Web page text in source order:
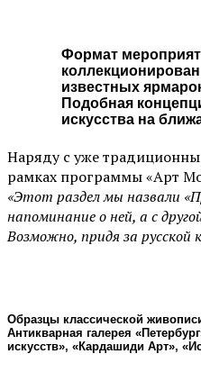
Формат
известных
Подобная
искусства на
Наряду с уже
рамках программы «Арт
«Этот раздел мы назвали
напоминание о ней, а с
Возможно, придя за русской
Образцы классической
Антикварная галерея
искусств», «Кардашиди Арт»,